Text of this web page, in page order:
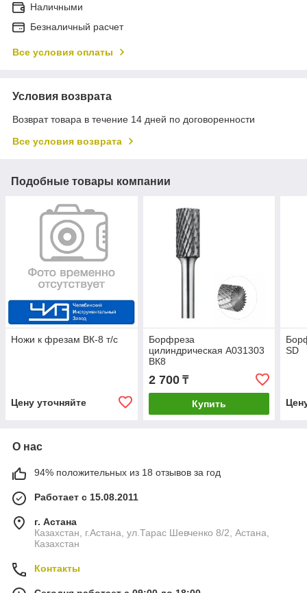
Наличными
Безналичный расчет
Все условия оплаты
Условия возврата
Возврат товара в течение 14 дней по договоренности
Все условия возврата
Подобные товары компании
Ножи к фрезам ВК-8 т/с
Цену уточняйте
Борфреза
цилиндрическая A031303
ВК8
2 700₸
Купить
SD
О нас
94% положительных из 18 отзывов за год
Работает с 15.08.2011
г. Астана
Казахстан, г.Астана, ул.Тарас Шевченко 8/2, Астана,
Казахстан
Контакты